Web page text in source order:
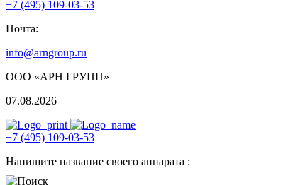
+7 (495) 109-03-53
Почта:
info@arngroup.ru
ООО «АРН ГРУПП»
07.08.2026
+7 (495) 109-03-53
Напишите название своего аппарата :